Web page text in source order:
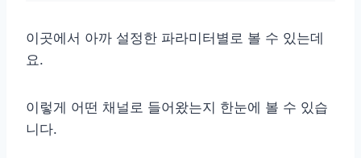
이곳에서 아까 설정한 파라미터별로 볼 수 있는데
요.
이렇게 어떤 채널로 들어왔는지 한눈에 볼 수 있습
니다.